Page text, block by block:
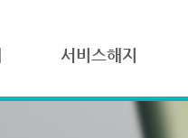
서비스해지